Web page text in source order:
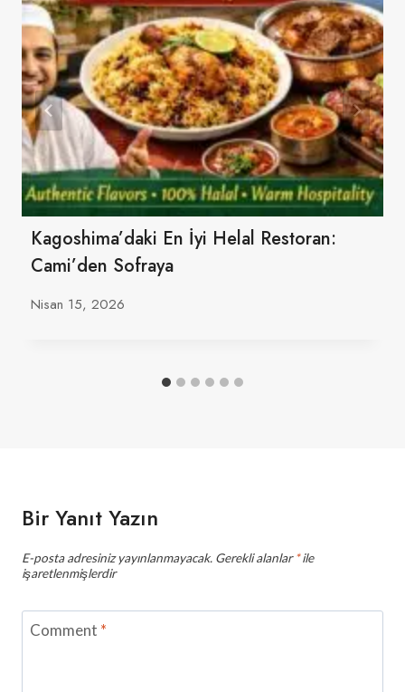
Kagoshima’daki En İyi Helal Restoran:
Cami’den Sofraya
Nisan 15, 2026
Bir Yanıt Yazın
E-posta adresiniz yayınlanmayacak. Gerekli alanlar*ile
işaretlenmişlerdir
Comment *